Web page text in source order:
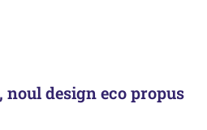
design eco propus